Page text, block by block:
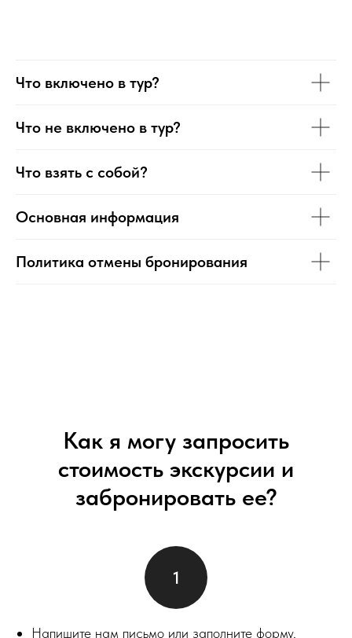
Что включено в тур?
Что не включено в тур?
Что взять с собой?
Основная информация
Политика отмены бронирования
Как я могу запросить
стоимость экскурсии и
забронировать ее?
Напишите нам письмо или заполните форму,